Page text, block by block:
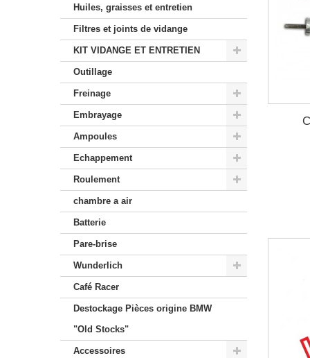
Huiles, graisses et entretien
Filtres et joints de vidange
KIT VIDANGE ET ENTRETIEN
Outillage
Freinage
Embrayage
Ampoules
Echappement
Roulement
chambre a air
Batterie
Pare-brise
Wunderlich
Café Racer
Destockage Pièces origine BMW
"Old Stocks"
Accessoires